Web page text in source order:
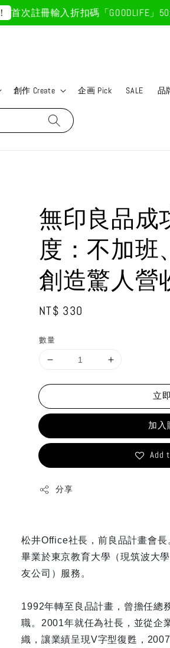
首次註冊輸入折扣碼「GOODLIFE」50元
創作 Create 企画 Pick SALE 品
無印良品成
度：不加班
創造驚人營
Regular
NT$ 330
數量
立
加入
Add
分享
松井Office社長，前良品計畫會
畢業於東京教育大學（現筑波大
友公司）服務。
1992年轉至良品計畫，曾擔任總
職。2001年就任為社長，並從企
織，讓業績呈現V字型復甦，